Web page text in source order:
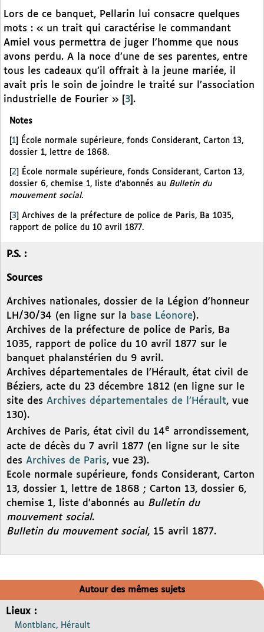
Lors de ce banquet, Pellarin lui consacre quelques
mots : « un trait qui caractérise le commandant
Amiel vous permettra de juger l’homme que nous
avons perdu. A la noce d’une de ses parentes, entre
tous les cadeaux qu’il offrait à la jeune mariée, il
avait pris le soin de joindre le traité sur l’association
industrielle de Fourier »
3 .
Notes
[1]
École normale supérieure, fonds Considerant, Carton 13,
dossier 1, lettre de 1868.
2
École normale supérieure, fonds Considerant, Carton 13,
dossier 6, chemise 1, liste d’abonnés au Bulletin du
mouvement social.
3
Archives de la préfecture de police de Paris, Ba 1035,
rapport de police du 10 avril 1877.
P.S. :
Sources
Archives nationales, dossier de la Légion d’honneur
LH/30/34 (en ligne sur la base Léonore).
Archives de la préfecture de police de Paris, Ba
1035, rapport de police du 10 avril 1877 sur le
banquet phalanstérien du 9 avril.
Archives départementales de l’Hérault, état civil de
Béziers, acte du 23 décembre 1812 (en ligne sur le
site des Archives départementales de l’Hérault, vue
130).
Archives de Paris, état civil du 14e arrondissement,
acte de décès du 7 avril 1877 (en ligne sur le site
des Archives de Paris, vue 23).
Ecole normale supérieure, fonds Considerant, Carton
13, dossier 1, lettre de 1868 ; Carton 13, dossier 6,
chemise 1, liste d’abonnés au Bulletin du
mouvement social.
Bulletin du mouvement social, 15 avril 1877.
Autour des mêmes sujets
Lieux :
Montblanc, Hérault